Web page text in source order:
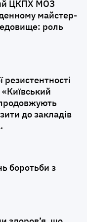
ЦКПХ МОЗ
майстер-
роль
резистентності
до закладів
боротьби з